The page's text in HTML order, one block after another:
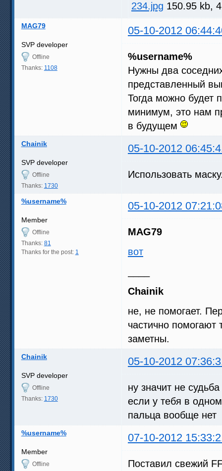
234.jpg 150.95 kb,
MAG79 05-10-2012
SVP developer
Offline
Thanks: 1108
%username%
Нужны два
представленный
Тогда можно будет
минимум, это нам
в будущем
Chainik 05-10-2012
SVP developer
Offline
Thanks: 1730
Использовать
%username% 05-10-2012
Member
Offline
Thanks: 81
Thanks for the post: 1
MAG79
вот
Chainik
не, не помогает.
частично
заметны.
Chainik 05-10-2012
SVP developer
Offline
Thanks: 1730
ну значит не судьба
если у тебя в
пальца вообще нет
%username% 07-10-2012
Member
Offline
Поставил свежий